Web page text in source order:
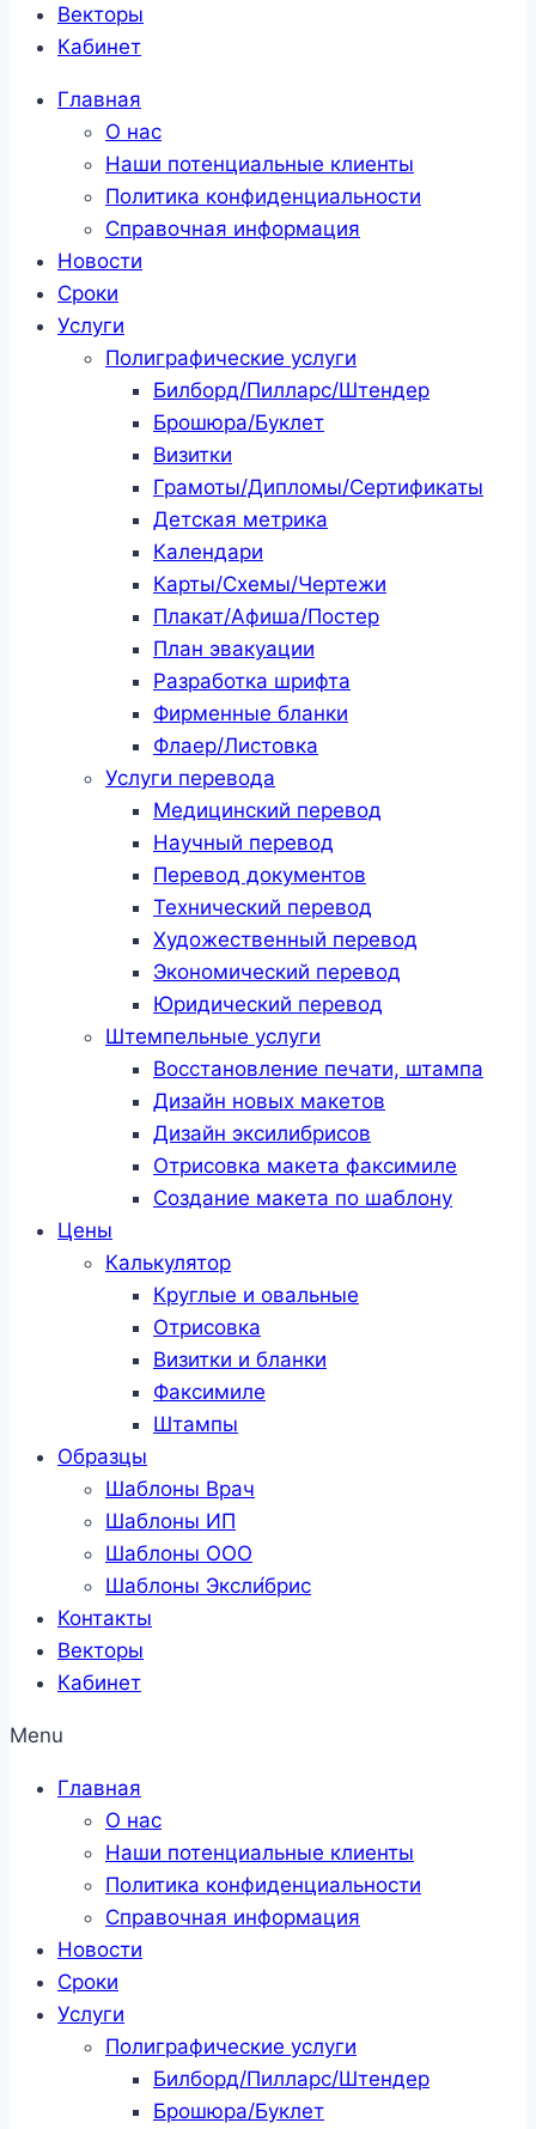
Векторы
Кабинет
Главная
О нас
Наши потенциальные клиенты
Политика конфиденциальности
Справочная информация
Новости
Сроки
Услуги
Полиграфические услуги
Билборд/Пилларс/Штендер
Брошюра/Буклет
Визитки
Грамоты/Дипломы/Сертификаты
Детская метрика
Календари
Карты/Схемы/Чертежи
Плакат/Афиша/Постер
План эвакуации
Разработка шрифта
Фирменные бланки
Флаер/Листовка
Услуги перевода
Медицинский перевод
Научный перевод
Перевод документов
Технический перевод
Художественный перевод
Экономический перевод
Юридический перевод
Штемпельные услуги
Восстановление печати, штампа
Дизайн новых макетов
Дизайн эксилибрисов
Отрисовка макета факсимиле
Создание макета по шаблону
Цены
Калькулятор
Круглые и овальные
Отрисовка
Визитки и бланки
Факсимиле
Штампы
Образцы
Шаблоны Врач
Шаблоны ИП
Шаблоны ООО
Шаблоны Эксли́брис
Контакты
Векторы
Кабинет
Menu
Главная
О нас
Наши потенциальные клиенты
Политика конфиденциальности
Справочная информация
Новости
Сроки
Услуги
Полиграфические услуги
Билборд/Пилларс/Штендер
Брошюра/Буклет